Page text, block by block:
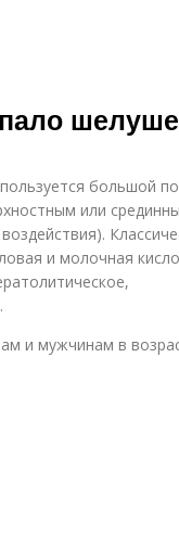
большой
или
и молочная
и мужчинам в